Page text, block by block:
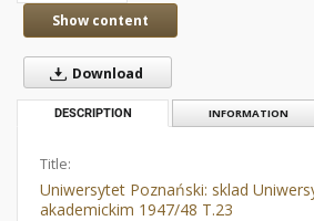
Show content
Download
DESCRIPTION INFORMATION
Title:
Uniwersytet Poznański: sklad
akademickim 1947/48 T.23